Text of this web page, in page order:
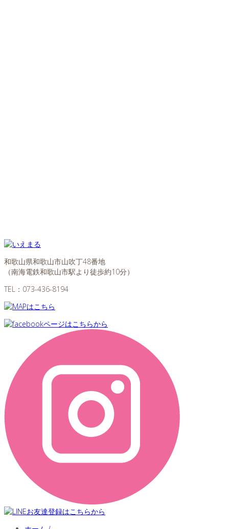
和歌山県和歌山市山吹丁48番地
（南海電鉄和歌山市駅より徒歩約10分）
TEL： 073-436-8194